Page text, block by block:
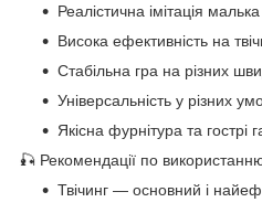
Реалістична імітація малька
Висока ефективність на
Стабільна гра на різних
Універсальність у різних
Якісна фурнітура та гострі
🎣 Рекомендації по
Твічинг — основний і